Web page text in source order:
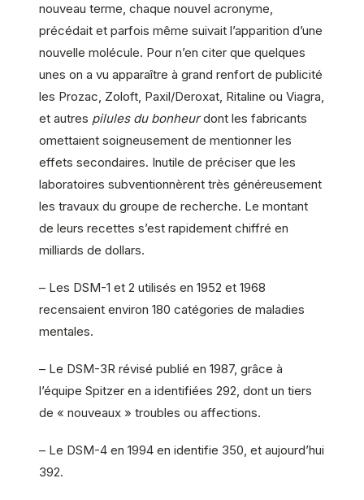
nouveau terme, chaque nouvel acronyme,
précédait et parfois même suivait l’apparition d’une
nouvelle molécule. Pour n’en citer que quelques
unes on a vu apparaître à grand renfort de publicité
les Prozac, Zoloft, Paxil/Deroxat, Ritaline ou Viagra,
et autres pilules du bonheurdont les fabricants
omettaient soigneusement de mentionner les
effets secondaires. Inutile de préciser que les
laboratoires subventionnèrent très généreusement
les travaux du groupe de recherche. Le montant
de leurs recettes s’est rapidement chiffré en
milliards de dollars.
– Les DSM-1 et 2 utilisés en 1952 et 1968
recensaient environ 180 catégories de maladies
mentales.
– Le DSM-3R révisé publié en 1987, grâce à
l’équipe Spitzer en a identifiées 292, dont un tiers
de « nouveaux » troubles ou affections.
– Le DSM-4 en 1994 en identifie 350, et aujourd’hui
392.